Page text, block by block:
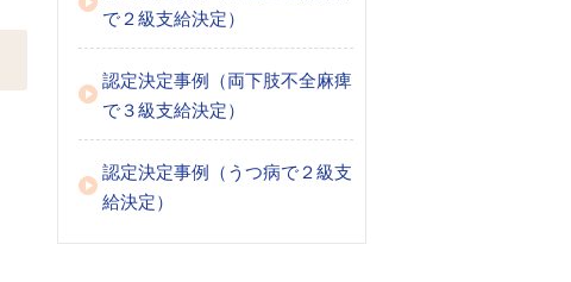
で２級支給決定）
認定決定事例（両下肢不全麻痺
で３級支給決定）
認定決定事例（うつ病で２級支
給決定）